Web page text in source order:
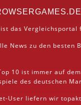
das Vergleichsportal
News zu den besten
10 ist immer auf
des deutschen
-User liefern wir